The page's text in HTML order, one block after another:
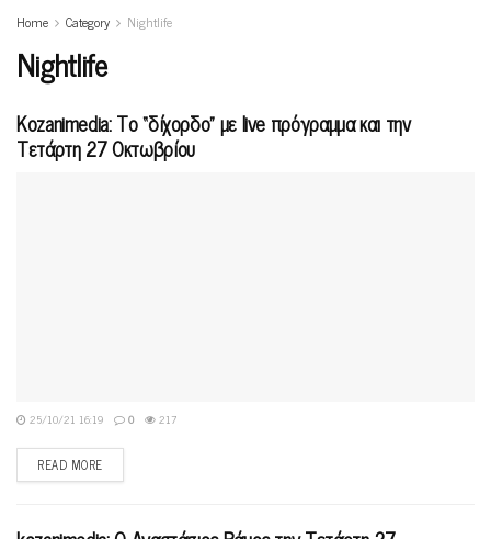
Home Category Nightlife
Nightlife
Kozanimedia: Το “δίχορδο” με live πρόγραμμα και την
Τετάρτη 27 Οκτωβρίου
25/10/21 16:19 0 217
READ MORE